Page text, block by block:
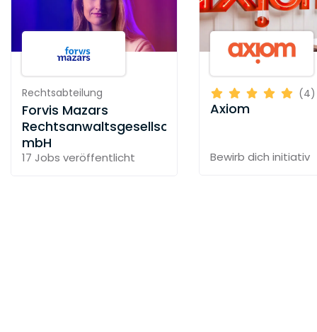
Rechtsabteilung
Forvis Mazars
Rechtsanwaltsgesellschaft
mbH
17 Jobs veröffentlicht
(4)
Axiom
Bewirb dich initiativ